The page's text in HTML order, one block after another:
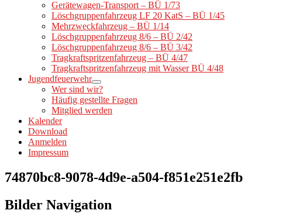
Gerätewagen-Transport – BÜ 1/73
Löschgruppenfahrzeug LF 20 KatS – BÜ 1/45
Mehrzweckfahrzeug – BÜ 1/14
Löschgruppenfahrzeug 8/6 – BÜ 2/42
Löschgruppenfahrzeug 8/6 – BÜ 3/42
Tragkraftspritzenfahrzeug – BÜ 4/47
Tragkraftspritzenfahrzeug mit Wasser BÜ 4/48
Jugendfeuerwehr
Wer sind wir?
Häufig gestellte Fragen
Mitglied werden
Kalender
Download
Anmelden
Impressum
74870bc8-9078-4d9e-a504-f851e251e2fb
Bilder Navigation